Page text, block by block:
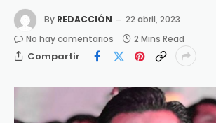
By REDACCIÓN
22 abril, 2023
No hay comentarios
2 Mins Read
Compartir